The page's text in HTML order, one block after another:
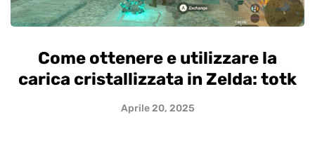
Come ottenere e utilizzare la
carica cristallizzata in Zelda: totk
Aprile 20, 2025